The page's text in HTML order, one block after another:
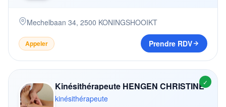
Mechelbaan 34, 2500 KONINGSHOOIKT
Appeler Prendre RDV
✓
Kinésithérapeute HENGEN CHRISTINE
kinésithérapeute